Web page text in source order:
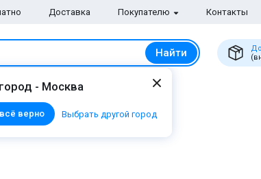
Доставка Покупателю Контакты
Найти
- Москва
верно Выбрать другой город
отLacoste